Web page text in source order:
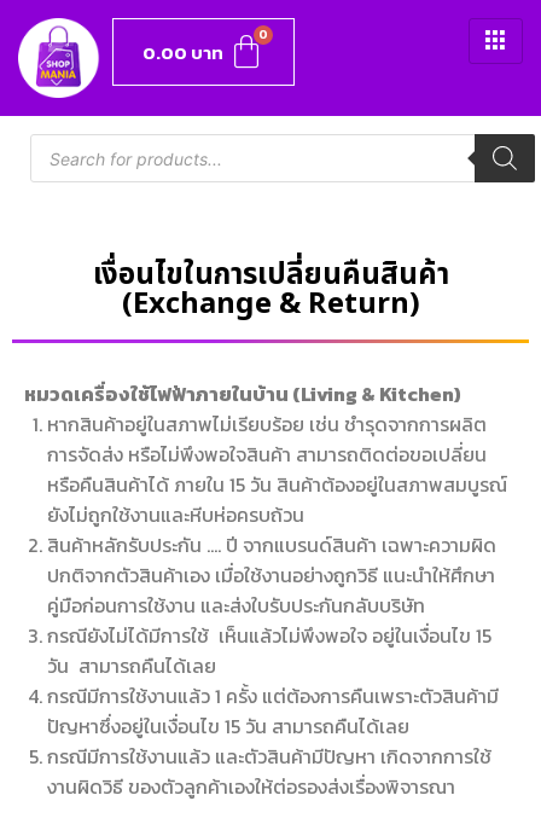
0.00 บาท
เงื่อนไขในการเปลี่ยนคืนสินค้า
(Exchange & Return)
หมวดเครื่องใช้ไฟฟ้าภายในบ้าน (Living & Kitchen)
หากสินค้าอยู่ในสภาพไม่เรียบร้อย เช่น ชํารุดจากการผลิต
การจัดส่ง หรือไม่พึงพอใจสินค้า สามารถติดต่อขอเปลี่ยน
หรือคืนสินค้าได้ ภายใน 15 วัน สินค้าต้องอยู่ในสภาพสมบูรณ์
ยังไม่ถูกใช้งานและหีบห่อครบถ้วน
สินค้าหลักรับประกัน …. ปี จากแบรนด์สินค้า เฉพาะความผิด
ปกติจากตัวสินค้าเอง เมื่อใช้งานอย่างถูกวิธี แนะนำให้ศึกษา
คู่มือก่อนการใช้งาน และส่งใบรับประกันกลับบริษัท
กรณียังไม่ได้มีการใช้ เห็นแล้วไม่พึงพอใจ อยู่ในเงื่อนไข 15
วัน สามารถคืนได้เลย
กรณีมีการใช้งานแล้ว 1 ครั้ง แต่ต้องการคืนเพราะตัวสินค้ามี
ปัญหาซึ่งอยู่ในเงื่อนไข 15 วัน สามารถคืนได้เลย
กรณีมีการใช้งานแล้ว และตัวสินค้ามีปัญหา เกิดจากการใช้
งานผิดวิธี ของตัวลูกค้าเองให้ต่อรองส่งเรื่องพิจารณา